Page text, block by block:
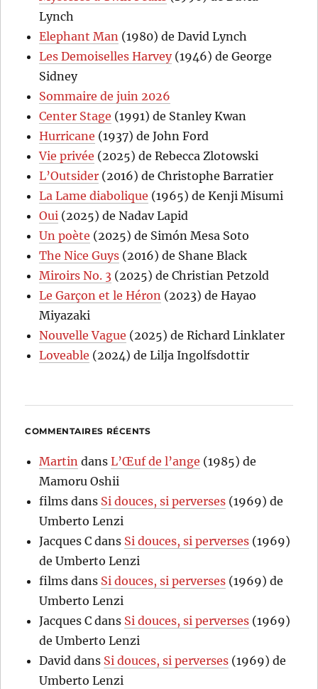
Lynch
Elephant Man (1980) de David Lynch
Les Demoiselles Harvey(1946) de George
Sidney
Sommaire de juin 2026
Center Stage (1991) de Stanley Kwan
Hurricane (1937) de John Ford
Vie privée (2025) de Rebecca Zlotowski
L’Outsider (2016) de Christophe Barratier
La Lame diabolique (1965) de Kenji Misumi
Oui (2025) de Nadav Lapid
Un poète (2025) de Simón Mesa Soto
The Nice Guys (2016) de Shane Black
Miroirs No. 3 (2025) de Christian Petzold
Le Garçon et le Héron (2023) de Hayao
Miyazaki
Nouvelle Vague (2025) de Richard Linklater
Loveable (2024) de Lilja Ingolfsdottir
COMMENTAIRES RÉCENTS
Martin dansL’Œuf de l’ange (1985) de
Mamoru Oshii
films dans Si douces, si perverses (1969) de
Umberto Lenzi
Jacques C dans Si douces, si perverses (1969)
de Umberto Lenzi
films dans Si douces, si perverses (1969) de
Umberto Lenzi
Jacques C dans Si douces, si perverses (1969)
de Umberto Lenzi
David dans Si douces, si perverses (1969) de
Umberto Lenzi